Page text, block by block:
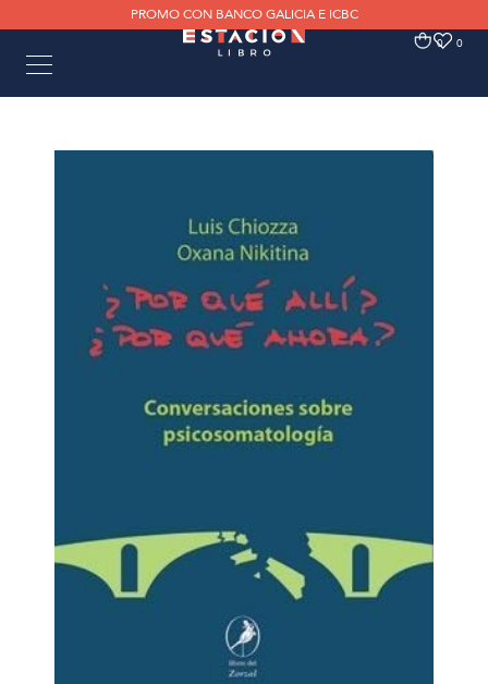
PROMO CON BANCO GALICIA E ICBC
0 0